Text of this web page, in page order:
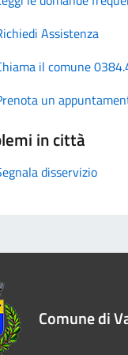
Assistenza
il comune
un
in città
disservizio
Comune di